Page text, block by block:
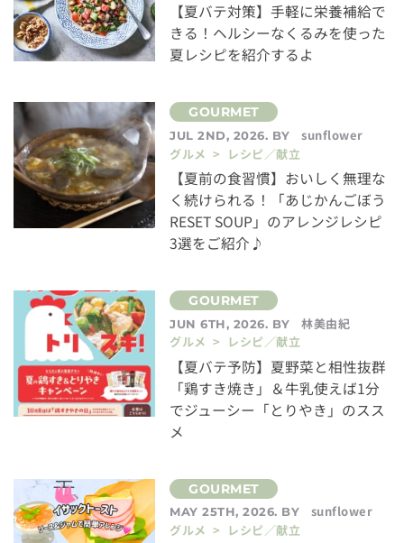
【夏バテ対策】手軽に栄養補給で
きる！ヘルシーなくるみを使った
夏レシピを紹介するよ
JUL 2ND, 2026. BY
sunflower
グルメ > レシピ／献立
【夏前の食習慣】おいしく無理な
く続けられる！「あじかんごぼう
RESET SOUP」のアレンジレシピ
3選をご紹介♪
JUN 6TH, 2026. BY
林美由紀
グルメ > レシピ／献立
【夏バテ予防】夏野菜と相性抜群
「鶏すき焼き」＆牛乳使えば1分
でジューシー「とりやき」のスス
メ
MAY 25TH, 2026. BY
sunflower
グルメ > レシピ／献立